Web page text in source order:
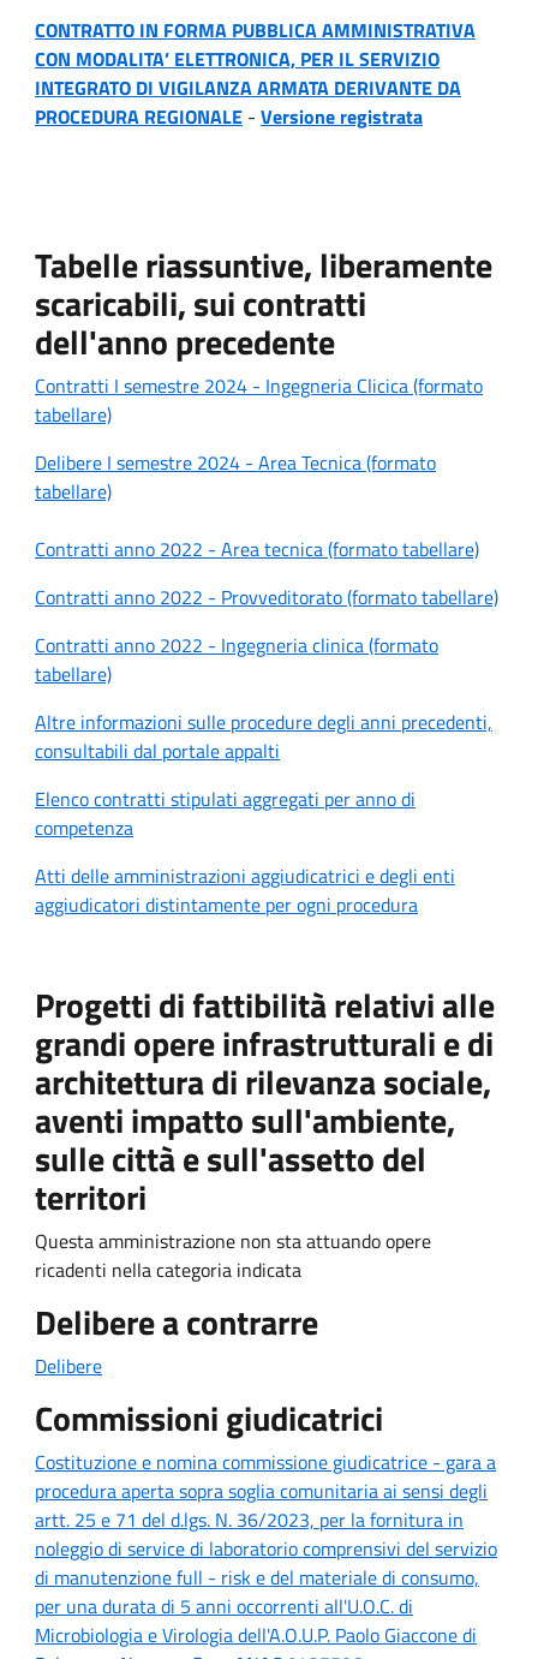
CONTRATTO IN FORMA PUBBLICA AMMINISTRATIVA
CON MODALITA’ ELETTRONICA, PER IL SERVIZIO
INTEGRATO DI VIGILANZA ARMATA DERIVANTE DA
PROCEDURA REGIONALE - Versione registrata
Tabelle riassuntive, liberamente
scaricabili, sui contratti
dell'anno precedente
Contratti I semestre 2024 - Ingegneria Clicica (formato
tabellare)
Delibere I semestre 2024 - Area Tecnica (formato
tabellare)
Contratti anno 2022 - Area tecnica (formato tabellare)
Contratti anno 2022 - Provveditorato (formato tabellare)
Contratti anno 2022 - Ingegneria clinica (formato
tabellare)
Altre informazioni sulle procedure degli anni precedenti,
consultabili dal portale appalti
Elenco contratti stipulati aggregati per anno di
competenza
Atti delle amministrazioni aggiudicatrici e degli enti
aggiudicatori distintamente per ogni procedura
Progetti di fattibilità relativi alle
grandi opere infrastrutturali e di
architettura di rilevanza sociale,
aventi impatto sull'ambiente,
sulle città e sull'assetto del
territori
Questa amministrazione non sta attuando opere
ricadenti nella categoria indicata
Delibere a contrarre
Delibere
Commissioni giudicatrici
Costituzione e nomina commissione giudicatrice - gara a
procedura aperta sopra soglia comunitaria ai sensi degli
artt. 25 e 71 del d.lgs. N. 36/2023, per la fornitura in
noleggio di service di laboratorio comprensivi del servizio
di manutenzione full - risk e del materiale di consumo,
per una durata di 5 anni occorrenti all'U.O.C. di
Microbiologia e Virologia dell'A.O.U.P. Paolo Giaccone di